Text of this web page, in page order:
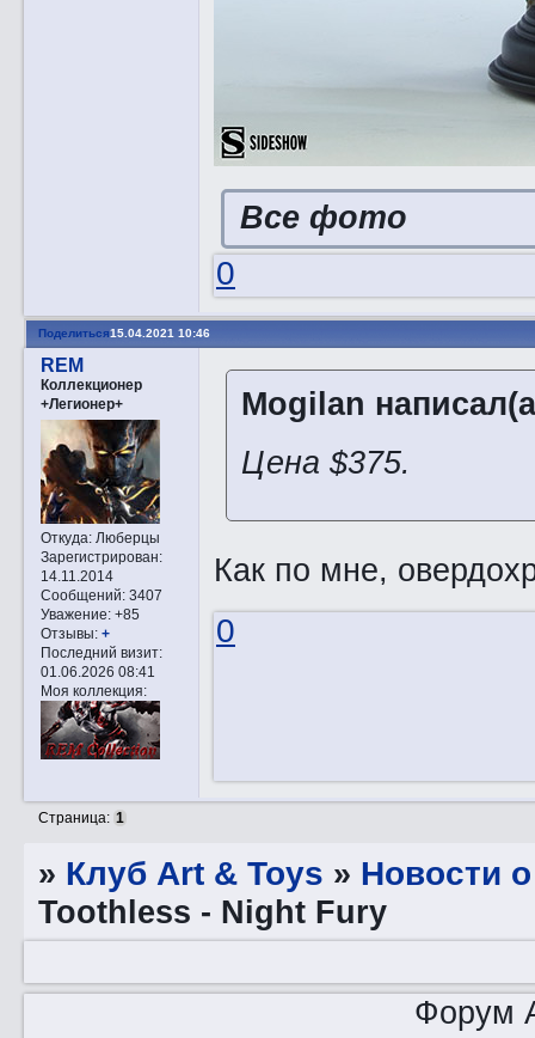
Все фото
0
Поделиться15.04.2021 10:46
REM
Коллекционер
+Легионер+
Откуда:Люберцы
Зарегистрирован:
14.11.2014
Сообщений:3407
Уважение: +85
Отзывы: +
Последний визит:
01.06.2026 08:41
Моя коллекция:
Mogilan
Цена $375.
Как по мне,
0
Страница: 1
» Клуб Art & Toys » Новости
Toothless - Night Fury
Форум